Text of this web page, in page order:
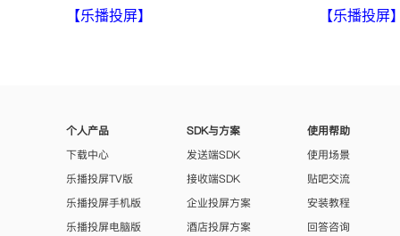
【乐播投屏】
【乐播投屏
个人产品
下载中心
乐播投屏TV版
乐播投屏手机版
乐播投屏电脑版
SDK与方案
发送端SDK
接收端SDK
企业投屏方案
酒店投屏方案
使用帮助
使用场景
贴吧交流
安装教程
回答咨询